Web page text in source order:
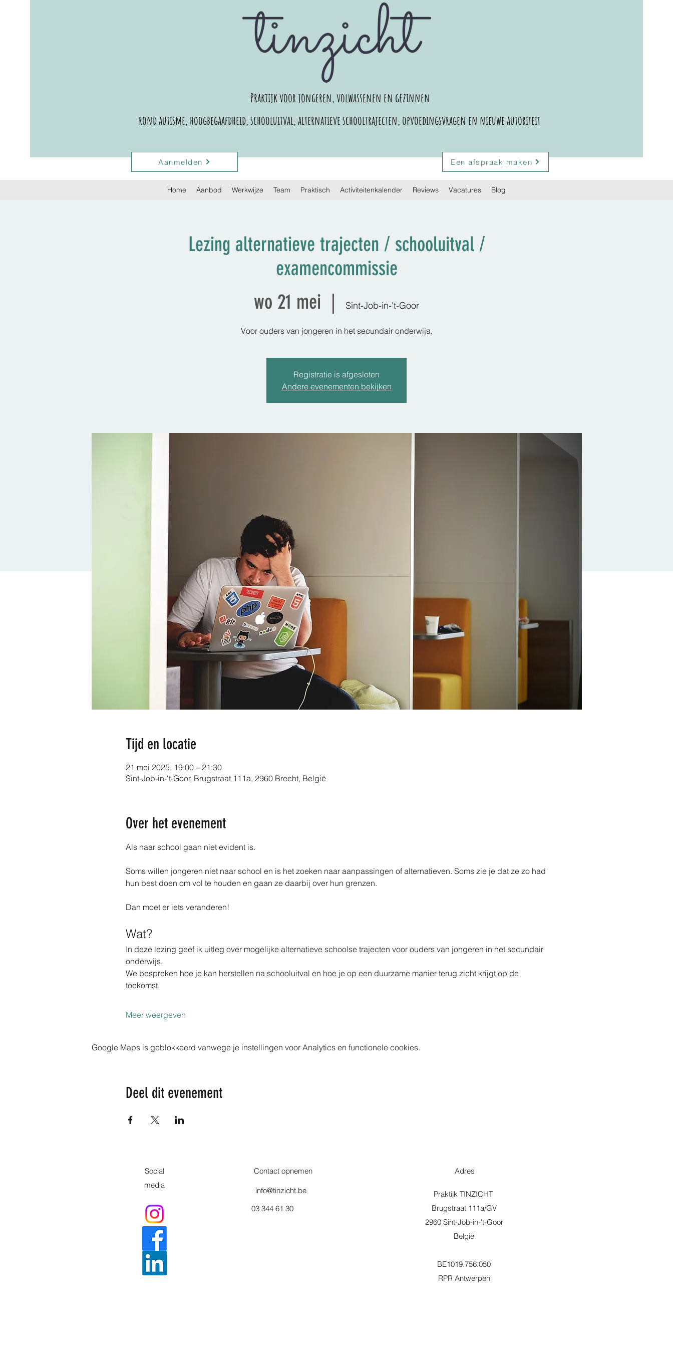
Praktijk voor jongeren, volwassenen en gezinnen
rond autisme, hoogbegaafdheid, schooluitval, alternatieve schooltrajecten, opvoedingsvragen en nieuwe autoriteit
Een afspraak maken
Aanmelden
Home Aanbod Werkwijze Team Praktisch Activiteitenkalender Reviews Vacatures Blog
Lezing alternatieve trajecten / schooluitval /
examencommissie
wo 21 mei
Sint-Job-in-'t-Goor
Voor ouders van jongeren in het secundair onderwijs.
Registratie is afgesloten
Andere evenementen bekijken
Tijd en locatie
21 mei 2025, 19:00 – 21:30
Sint-Job-in-'t-Goor, Brugstraat 111a, 2960 Brecht, België
Over het evenement
Als naar school gaan niet evident is.
Soms willen jongeren niet naar school en is het zoeken naar aanpassingen of alternatieven. Soms zie je dat ze zo had
hun best doen om vol te houden en gaan ze daarbij over hun grenzen.
Dan moet er iets veranderen!​
Wat?
In deze lezing geef ik uitleg over mogelijke alternatieve schoolse trajecten voor ouders van jongeren in het secundair
onderwijs.
We bespreken hoe je kan herstellen na schooluitval en hoe je op een duurzame manier terug zicht krijgt op de
toekomst.
Meer weergeven
Google Maps is geblokkeerd vanwege je instellingen voor Analytics en functionele cookies.
Deel dit evenement
Social
media
Contact opnemen
info@tinzicht.be
03 344 61 30
Adres
Praktijk TINZICHT
Brugstraat 111a/GV
2960 Sint-Job-in-'t-Goor
België
BE1019.756.050
RPR Antwerpen